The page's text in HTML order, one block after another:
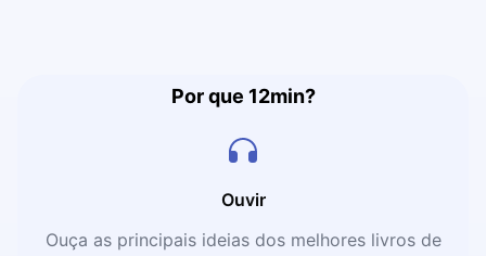
Por que 12min?
Ouvir
Ouça as principais ideias dos melhores livros de